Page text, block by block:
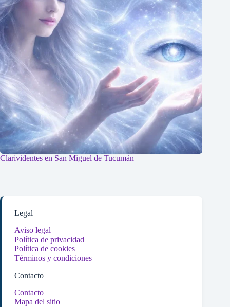
Clarividentes en San Miguel de Tucumán
Legal
Aviso legal
Política de privacidad
Política de cookies
Términos y condiciones
Contacto
Contacto
Mapa del sitio